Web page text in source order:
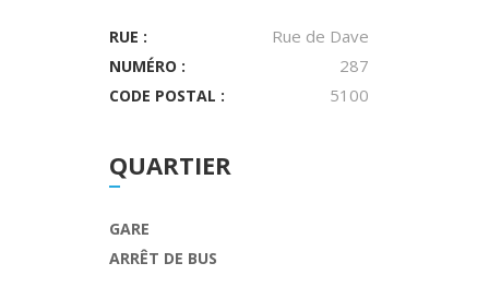
RUE : Rue de Dave
NUMÉRO : 287
CODE POSTAL : 5100
QUARTIER
GARE
ARRÊT DE BUS